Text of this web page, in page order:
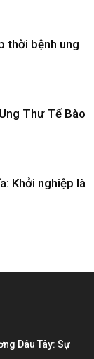
thời bệnh ung
Thư Tế Bào
Khởi nghiệp là
Dâu Tây: Sự